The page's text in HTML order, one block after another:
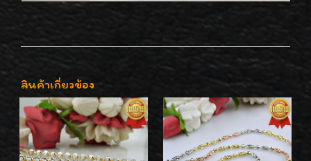
สินค้าเกี่ยวข้อง